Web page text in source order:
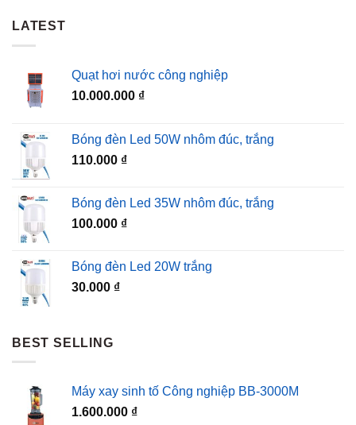
LATEST
Quạt hơi nước công nghiệp
10.000.000 ₫
Bóng đèn Led 50W nhôm đúc, trắng
110.000 ₫
Bóng đèn Led 35W nhôm đúc, trắng
100.000 ₫
Bóng đèn Led 20W trắng
30.000 ₫
BEST SELLING
Máy xay sinh tố Công nghiệp BB-3000M
1.600.000 ₫